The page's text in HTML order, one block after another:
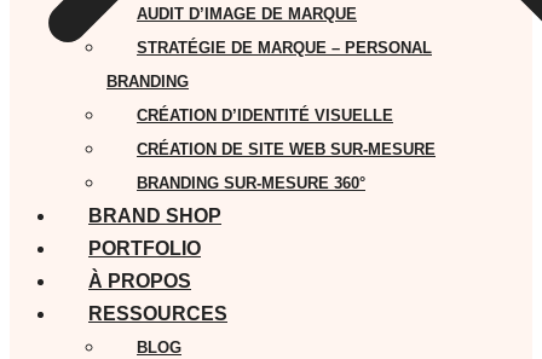
AUDIT D’IMAGE DE MARQUE
STRATÉGIE DE MARQUE – PERSONAL
BRANDING
CRÉATION D’IDENTITÉ VISUELLE
CRÉATION DE SITE WEB SUR-MESURE
BRANDING SUR-MESURE 360°
BRAND SHOP
PORTFOLIO
À PROPOS
RESSOURCES
BLOG